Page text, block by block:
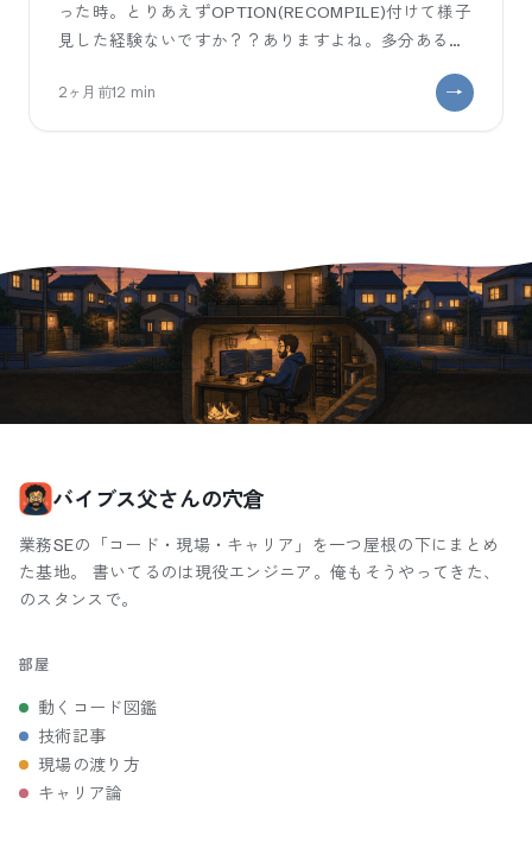
った時。とりあえずOPTION(RECOMPILE)付けて様子
見した経験ないですか？？ありますよね。多分あるは
2ヶ月前12 min
バイブス父さんの穴倉
業務SEの「コード・現場・キャリア」を一つ屋根の下にまとめ
た基地。 書いてるのは現役エンジニア。俺もそうやってきた、
のスタンスで。
部屋
動くコード図鑑
技術記事
現場の渡り方
キャリア論